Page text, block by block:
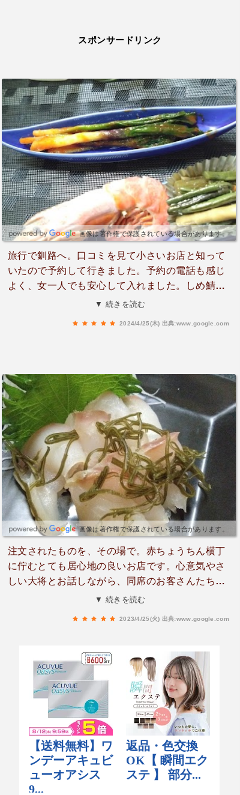
スポンサードリンク
画像は著作権で保護されている場合があります。
旅行で釧路へ。口コミを見て小さいお店と知って
いたので予約して行きました。予約の電話も感じ
よく、女一人でも安心して入れました。しめ鯖や
北寄貝、本当に美味しかったです。他にもいろい
▼ 続きを読む
2024/4/25(木) 出典:www.google.com
画像は著作権で保護されている場合があります。
注文されたものを、その場で。赤ちょうちん横丁
に佇むとても居心地の良いお店です。心意気やさ
しい大将とお話しながら、同席のお客さんたちと
語らいながら、リーズナブルで手間のかかった美
す。感動します。他にも、大将御自ら採取した行
者にんにくや、殻ごと食べるうずら卵の串などこ
こでしか食べられないメニューもあれこれ。
▼ 続きを読む
2023/4/25(火) 出典:www.google.com